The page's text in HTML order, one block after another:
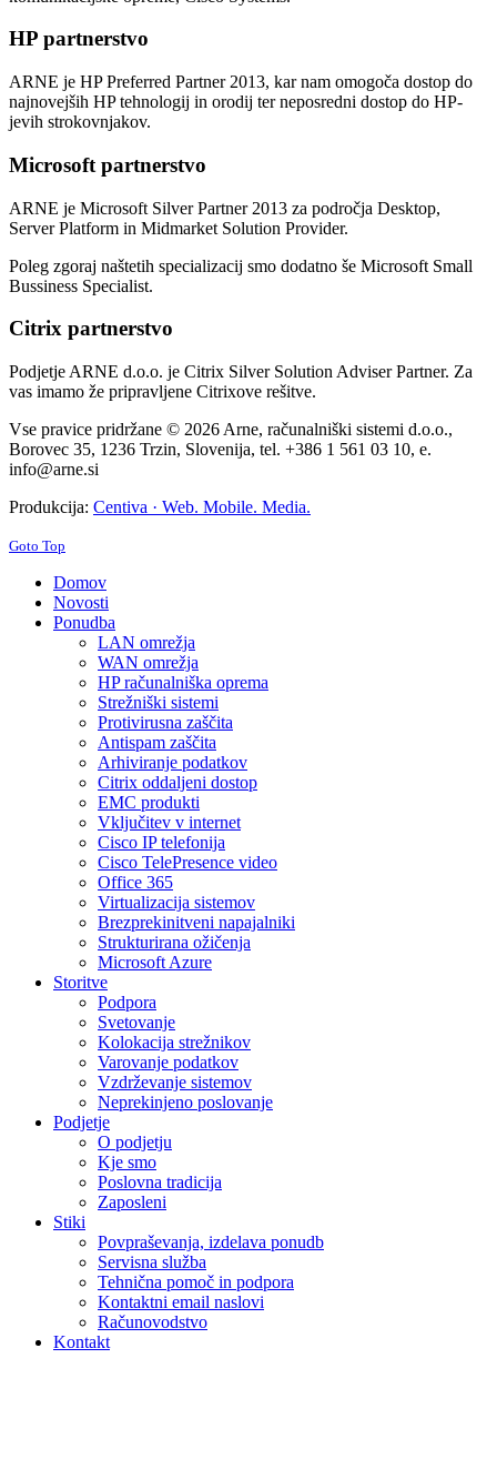
HP partnerstvo
ARNE je HP Preferred Partner 2013, kar nam omogoča dostop do
najnovejših HP tehnologij in orodij ter neposredni dostop do HP-
jevih strokovnjakov.
Microsoft partnerstvo
ARNE je Microsoft Silver Partner 2013 za področja Desktop,
Server Platform in Midmarket Solution Provider.
Poleg zgoraj naštetih specializacij smo dodatno še Microsoft Small
Bussiness Specialist.
Citrix partnerstvo
Podjetje ARNE d.o.o. je Citrix Silver Solution Adviser Partner. Za
vas imamo že pripravljene Citrixove rešitve.
Vse pravice pridržane © 2026 Arne, računalniški sistemi d.o.o.,
Borovec 35, 1236 Trzin, Slovenija, tel. +386 1 561 03 10, e.
info@arne.si
Produkcija: Centiva · Web. Mobile. Media.
Goto Top
Domov
Novosti
Ponudba
LAN omrežja
WAN omrežja
HP računalniška oprema
Strežniški sistemi
Protivirusna zaščita
Antispam zaščita
Arhiviranje podatkov
Citrix oddaljeni dostop
EMC produkti
Vključitev v internet
Cisco IP telefonija
Cisco TelePresence video
Office 365
Virtualizacija sistemov
Brezprekinitveni napajalniki
Strukturirana ožičenja
Microsoft Azure
Storitve
Podpora
Svetovanje
Kolokacija strežnikov
Varovanje podatkov
Vzdrževanje sistemov
Neprekinjeno poslovanje
Podjetje
O podjetju
Kje smo
Poslovna tradicija
Zaposleni
Stiki
Povpraševanja, izdelava ponudb
Servisna služba
Tehnična pomoč in podpora
Kontaktni email naslovi
Računovodstvo
Kontakt